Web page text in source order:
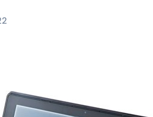
ン」がもらえる超お得アプリ
】一覧※YouTubeブログSNS共通